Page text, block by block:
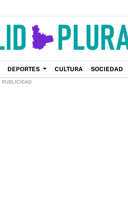
DEPORTES CULTURA SOCIEDAD